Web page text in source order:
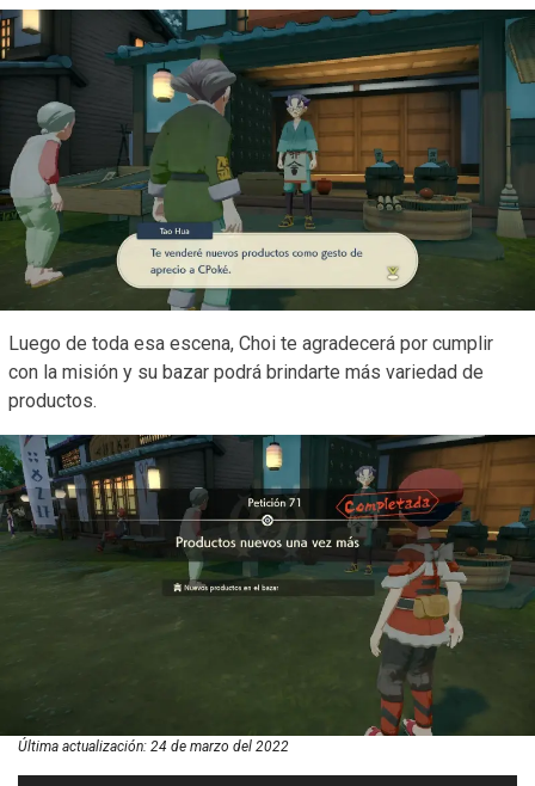
Luego de toda esa escena, Choi te agradecerá por cumplir
con la misión y su bazar podrá brindarte más variedad de
productos.
Última actualización: 24 de marzo del 2022